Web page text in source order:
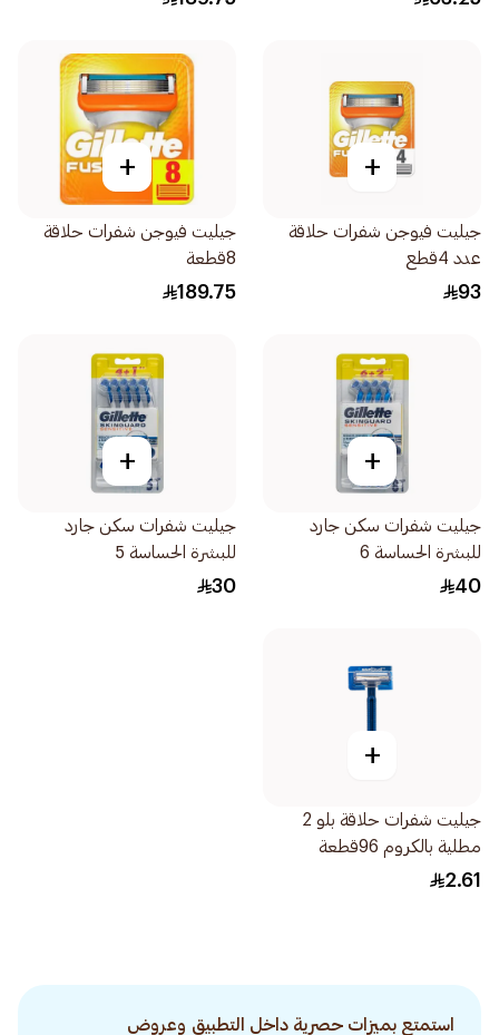
+
جيليت فيوجن شفرات حلاقة
عدد 4قطع
93
+
جيليت فيوجن شفرات حلاقة
8قطعة
189.75
+
جيليت شفرات سكن جارد
للبشرة الحساسة 6
40
+
جيليت شفرات سكن جارد
للبشرة الحساسة 5
30
+
جيليت شفرات حلاقة بلو 2
مطلية بالكروم 96قطعة
2.61
استمتع بميزات حصرية داخل التطبيق وعروض